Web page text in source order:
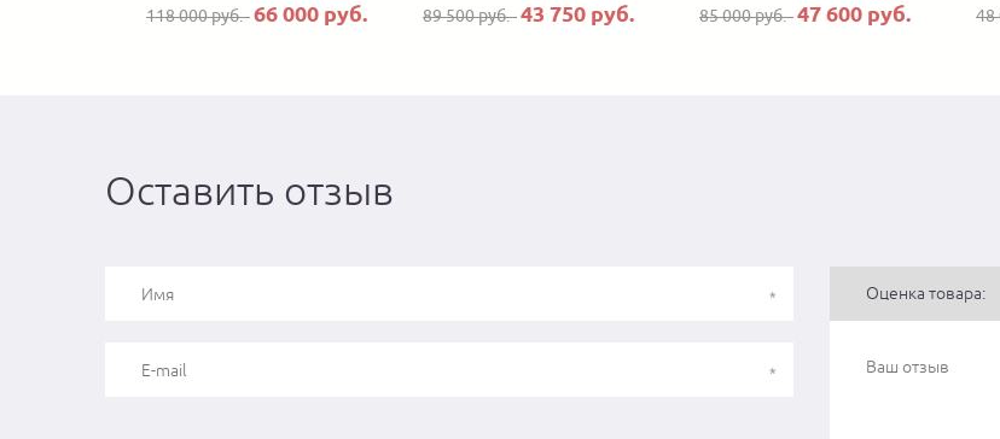
118 000 руб.66 000 руб. 89 500 руб.43 750 руб. 85 000 руб.47 600 руб. 48
Оставить отзыв
Оценка товара: